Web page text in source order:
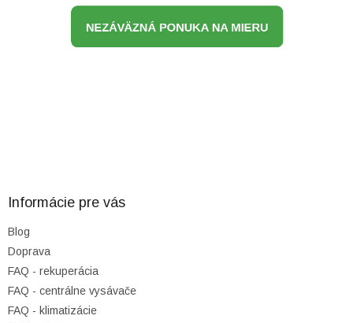
Informácie pre vás
Blog
Doprava
FAQ - rekuperácia
FAQ - centrálne vysávače
FAQ - klimatizácie